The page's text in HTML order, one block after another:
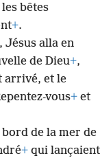
bêtes
+.
, Jésus alla en
de Dieu+,
arrivé, et le
vous+ et
de la mer de
+ qui lançaient